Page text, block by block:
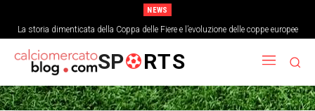
NEWS
La storia dimenticata della Coppa delle Fiere e l’evoluzione delle coppe europee
SP RTS